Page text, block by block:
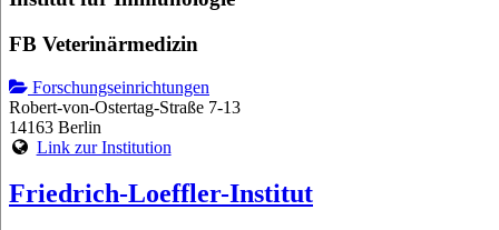
FB Veterinärmedizin
Forschungseinrichtungen
Robert-von-Ostertag-Straße 7-13
14163 Berlin
Link zur Institution
Friedrich-Loeffler-Institut